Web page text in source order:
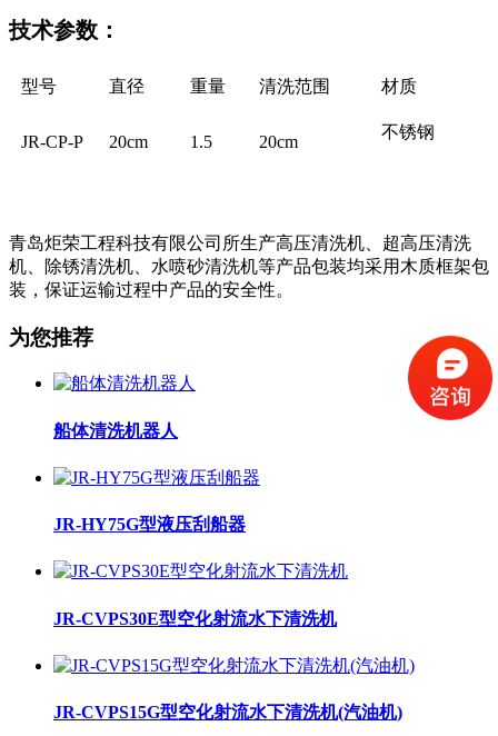
技术参数：
型号 直径 重量 清洗范围 材质
JR-CP-P 20cm 1.5 20cm
不锈钢
青岛炬荣工程科技有限公司所生产高压清洗机、超高压清洗
机、除锈清洗机、水喷砂清洗机等产品包装均采用木质框架包
装，保证运输过程中产品的安全性。
为您推荐
船体清洗机器人
JR-HY75G型液压刮船器
JR-CVPS30E型空化射流水下清洗机
JR-CVPS15G型空化射流水下清洗机(汽油机)